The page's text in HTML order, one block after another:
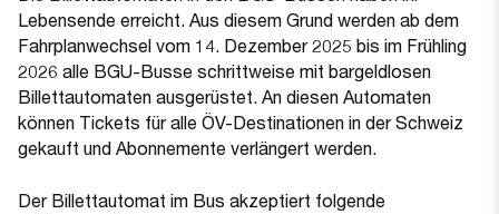
Lebensende erreicht. Aus diesem Grund werden ab dem
Fahrplanwechsel vom 14. Dezember 2025 bis im Frühling
2026 alle BGU-Busse schrittweise mit bargeldlosen
Billettautomaten ausgerüstet. An diesen Automaten
können Tickets für alle ÖV-Destinationen in der Schweiz
gekauft und Abonnemente verlängert werden.
Der Billettautomat im Bus akzeptiert folgende